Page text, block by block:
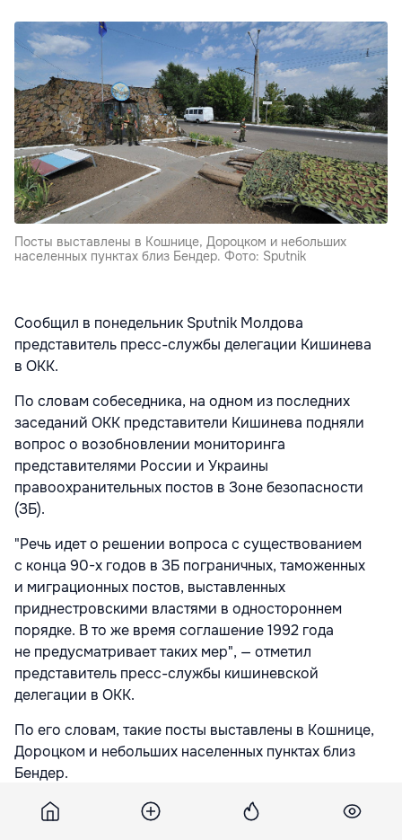
Посты выставлены в Кошнице, Дороцком и небольших
населенных пунктах близ Бендер. Фото: Sputnik
Сообщил в понедельник Sputnik Молдова
представитель пресс-службы делегации Кишинева
в ОКК.
По словам собеседника, на одном из последних
заседаний ОКК представители Кишинева подняли
вопрос о возобновлении мониторинга
представителями России и Украины
правоохранительных постов в Зоне безопасности
(ЗБ).
"Речь идет о решении вопроса с существованием
с конца 90-х годов в ЗБ пограничных, таможенных
и миграционных постов, выставленных
приднестровскими властями в одностороннем
порядке. В то же время соглашение 1992 года
не предусматривает таких мер", — отметил
представитель пресс-службы кишиневской
делегации в ОКК.
По его словам, такие посты выставлены в Кошнице,
Дороцком и небольших населенных пунктах близ
Бендер.
"Эти посты затрудняют передвижение граждан